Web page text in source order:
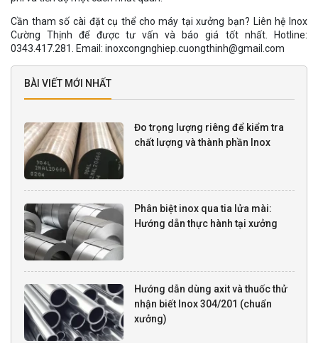
Cần tham số cài đặt cụ thể cho máy tại xưởng bạn? Liên hệ Inox
Cường Thịnh để được tư vấn và báo giá tốt nhất. Hotline:
0343.417.281. Email: inoxcongnghiep.cuongthinh@gmail.com
BÀI VIẾT MỚI NHẤT
Đo trọng lượng riêng để kiểm tra
chất lượng và thành phần Inox
Phân biệt inox qua tia lửa mài:
Hướng dẫn thực hành tại xưởng
Hướng dẫn dùng axit và thuốc thử
nhận biết Inox 304/201 (chuẩn
xưởng)